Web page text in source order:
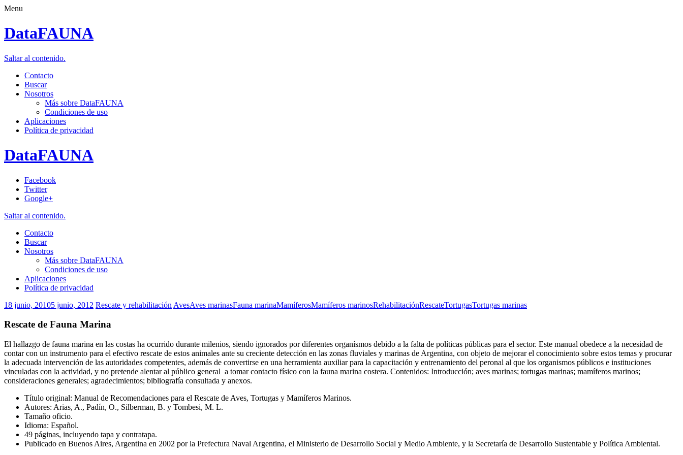
Menu
DataFAUNA
Saltar al contenido.
Contacto
Buscar
Nosotros
Más sobre DataFAUNA
Condiciones de uso
Aplicaciones
Política de privacidad
DataFAUNA
Facebook
Twitter
Google+
Saltar al contenido.
Contacto
Buscar
Nosotros
Más sobre DataFAUNA
Condiciones de uso
Aplicaciones
Política de privacidad
18 junio, 20105 junio, 2012 Rescate y rehabilitación AvesAves marinasFauna marinaMamíferosMamíferos marinosRehabilitaciónRescateTortugasTortugas marinas
Rescate de Fauna Marina
El hallazgo de fauna marina en las costas ha ocurrido durante milenios, siendo ignorados por diferentes organísmos debido a la falta de políticas públicas para el sector. Este manual obedece a la necesidad de
contar con un instrumento para el efectivo rescate de estos animales ante su creciente detección en las zonas fluviales y marinas de Argentina, con objeto de mejorar el conocimiento sobre estos temas y procurar
la adecuada intervención de las autoridades competentes, además de convertirse en una herramienta auxiliar para la capacitación y entrenamiento del peronal al que los organismos públicos e instituciones
vinculadas con la actividad, y no pretende alentar al público general a tomar contacto físico con la fauna marina costera. Contenidos: Introducción; aves marinas; tortugas marinas; mamíferos marinos;
consideraciones generales; agradecimientos; bibliografía consultada y anexos.
Título original: Manual de Recomendaciones para el Rescate de Aves, Tortugas y Mamíferos Marinos.
Autores: Arias, A., Padín, O., Silberman, B. y Tombesi, M. L.
Tamaño oficio.
Idioma: Español.
49 páginas, incluyendo tapa y contratapa.
Publicado en Buenos Aires, Argentina en 2002 por la Prefectura Naval Argentina, el Ministerio de Desarrollo Social y Medio Ambiente, y la Secretaría de Desarrollo Sustentable y Política Ambiental.